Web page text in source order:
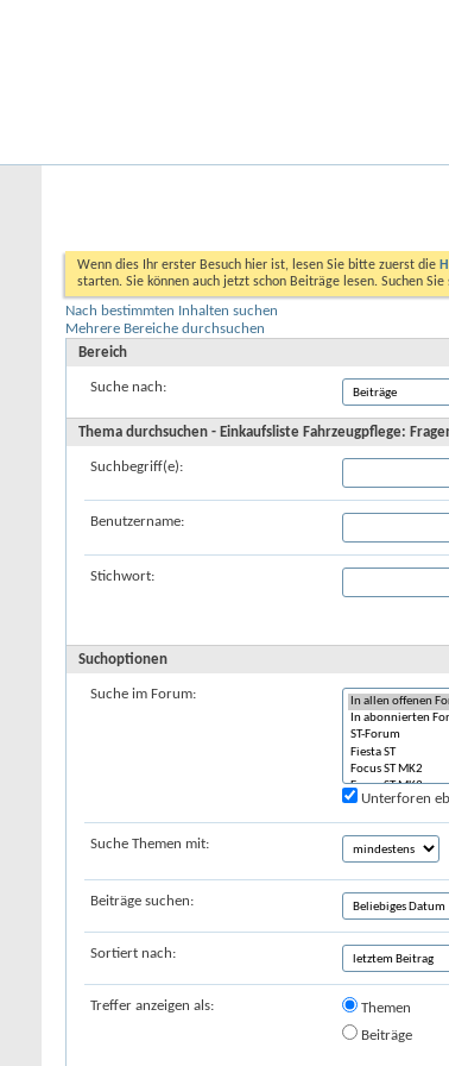
Wenn dies Ihr erster Besuch hier ist, lesen Sie bitte zuerst die
starten. Sie können auch jetzt schon Beiträge lesen. Suchen
Nach bestimmten Inhalten suchen
Mehrere Bereiche durchsuchen
Bereich
Suche nach:
Thema durchsuchen - Einkaufsliste Fahrzeugpflege:
Suchbegriff(e):
Benutzername:
Stichwort:
Suchoptionen
Suche im Forum:
Unterforen
Suche Themen mit:
Beiträge suchen:
Sortiert nach:
Treffer anzeigen als:
Themen
Beiträge